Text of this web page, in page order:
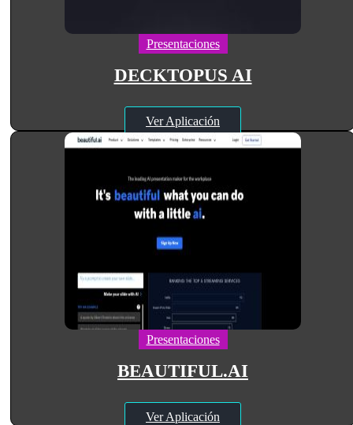
Presentaciones
DECKTOPUS AI
Ver Aplicación
Presentaciones
BEAUTIFUL.AI
Ver Aplicación